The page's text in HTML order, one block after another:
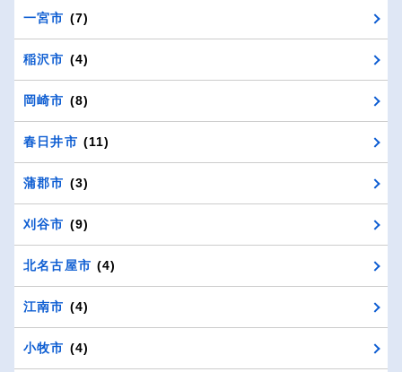
一宮市 (7)
稲沢市 (4)
岡崎市 (8)
春日井市 (11)
蒲郡市 (3)
刈谷市 (9)
北名古屋市 (4)
江南市 (4)
小牧市 (4)